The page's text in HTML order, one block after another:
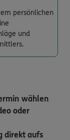
persönlichen
und
wählen
oder
direkt aufs